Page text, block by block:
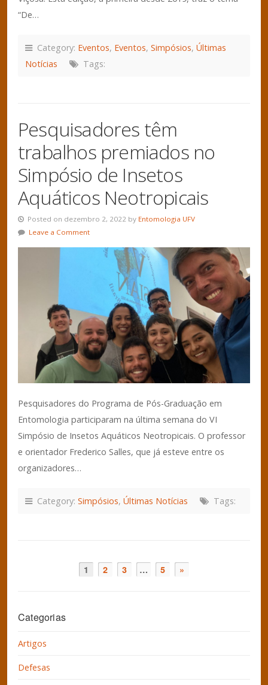
“De…
Category: Eventos, Eventos, Simpósios, Últimas
Notícias
Tags:
Pesquisadores têm
trabalhos premiados no
Simpósio de Insetos
Aquáticos Neotropicais
Posted on dezembro 2, 2022 by Entomologia UFV
Leave a Comment
Pesquisadores do Programa de Pós-Graduação em
Entomologia participaram na última semana do VI
Simpósio de Insetos Aquáticos Neotropicais. O professor
e orientador Frederico Salles, que já esteve entre os
organizadores…
Category: Simpósios, Últimas Notícias Tags:
1 2 3 … 5 »
Categorias
Artigos
Defesas